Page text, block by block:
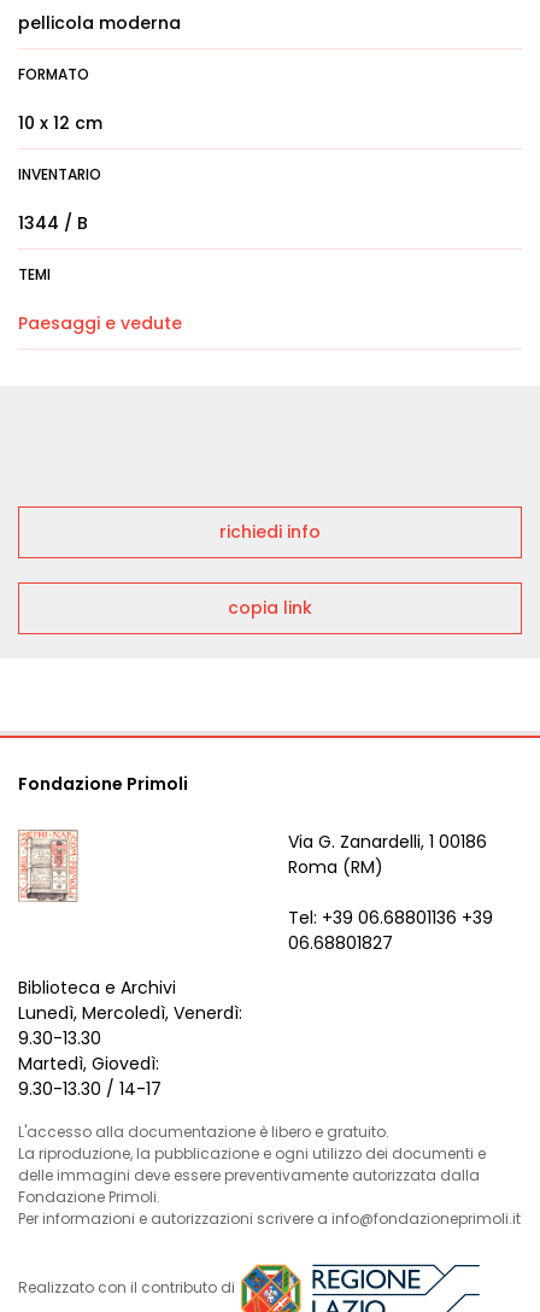
pellicola moderna
FORMATO
10 x 12 cm
INVENTARIO
1344 / B
TEMI
Paesaggi e vedute
richiedi info
copia link
Fondazione Primoli
Via G. Zanardelli, 1 00186
Roma (RM)
Tel: +39 06.68801136 +39
06.68801827
Biblioteca e Archivi
Lunedì, Mercoledì, Venerdì:
9.30-13.30
Martedì, Giovedì:
9.30-13.30 / 14-17
L'accesso alla documentazione è libero e gratuito.
La riproduzione, la pubblicazione e ogni utilizzo dei documenti e
delle immagini deve essere preventivamente autorizzata dalla
Fondazione Primoli.
Per informazioni e autorizzazioni scrivere a info@fondazioneprimoli.it
Realizzato con il contributo di